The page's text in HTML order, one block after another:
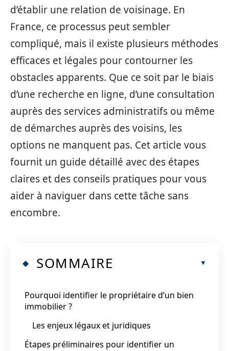
d’établir une relation de voisinage. En
France, ce processus peut sembler
compliqué, mais il existe plusieurs méthodes
efficaces et légales pour contourner les
obstacles apparents. Que ce soit par le biais
d’une recherche en ligne, d’une consultation
auprès des services administratifs ou même
de démarches auprès des voisins, les
options ne manquent pas. Cet article vous
fournit un guide détaillé avec des étapes
claires et des conseils pratiques pour vous
aider à naviguer dans cette tâche sans
encombre.
SOMMAIRE
Pourquoi identifier le propriétaire d’un bien
immobilier ?
Les enjeux légaux et juridiques
Étapes préliminaires pour identifier un